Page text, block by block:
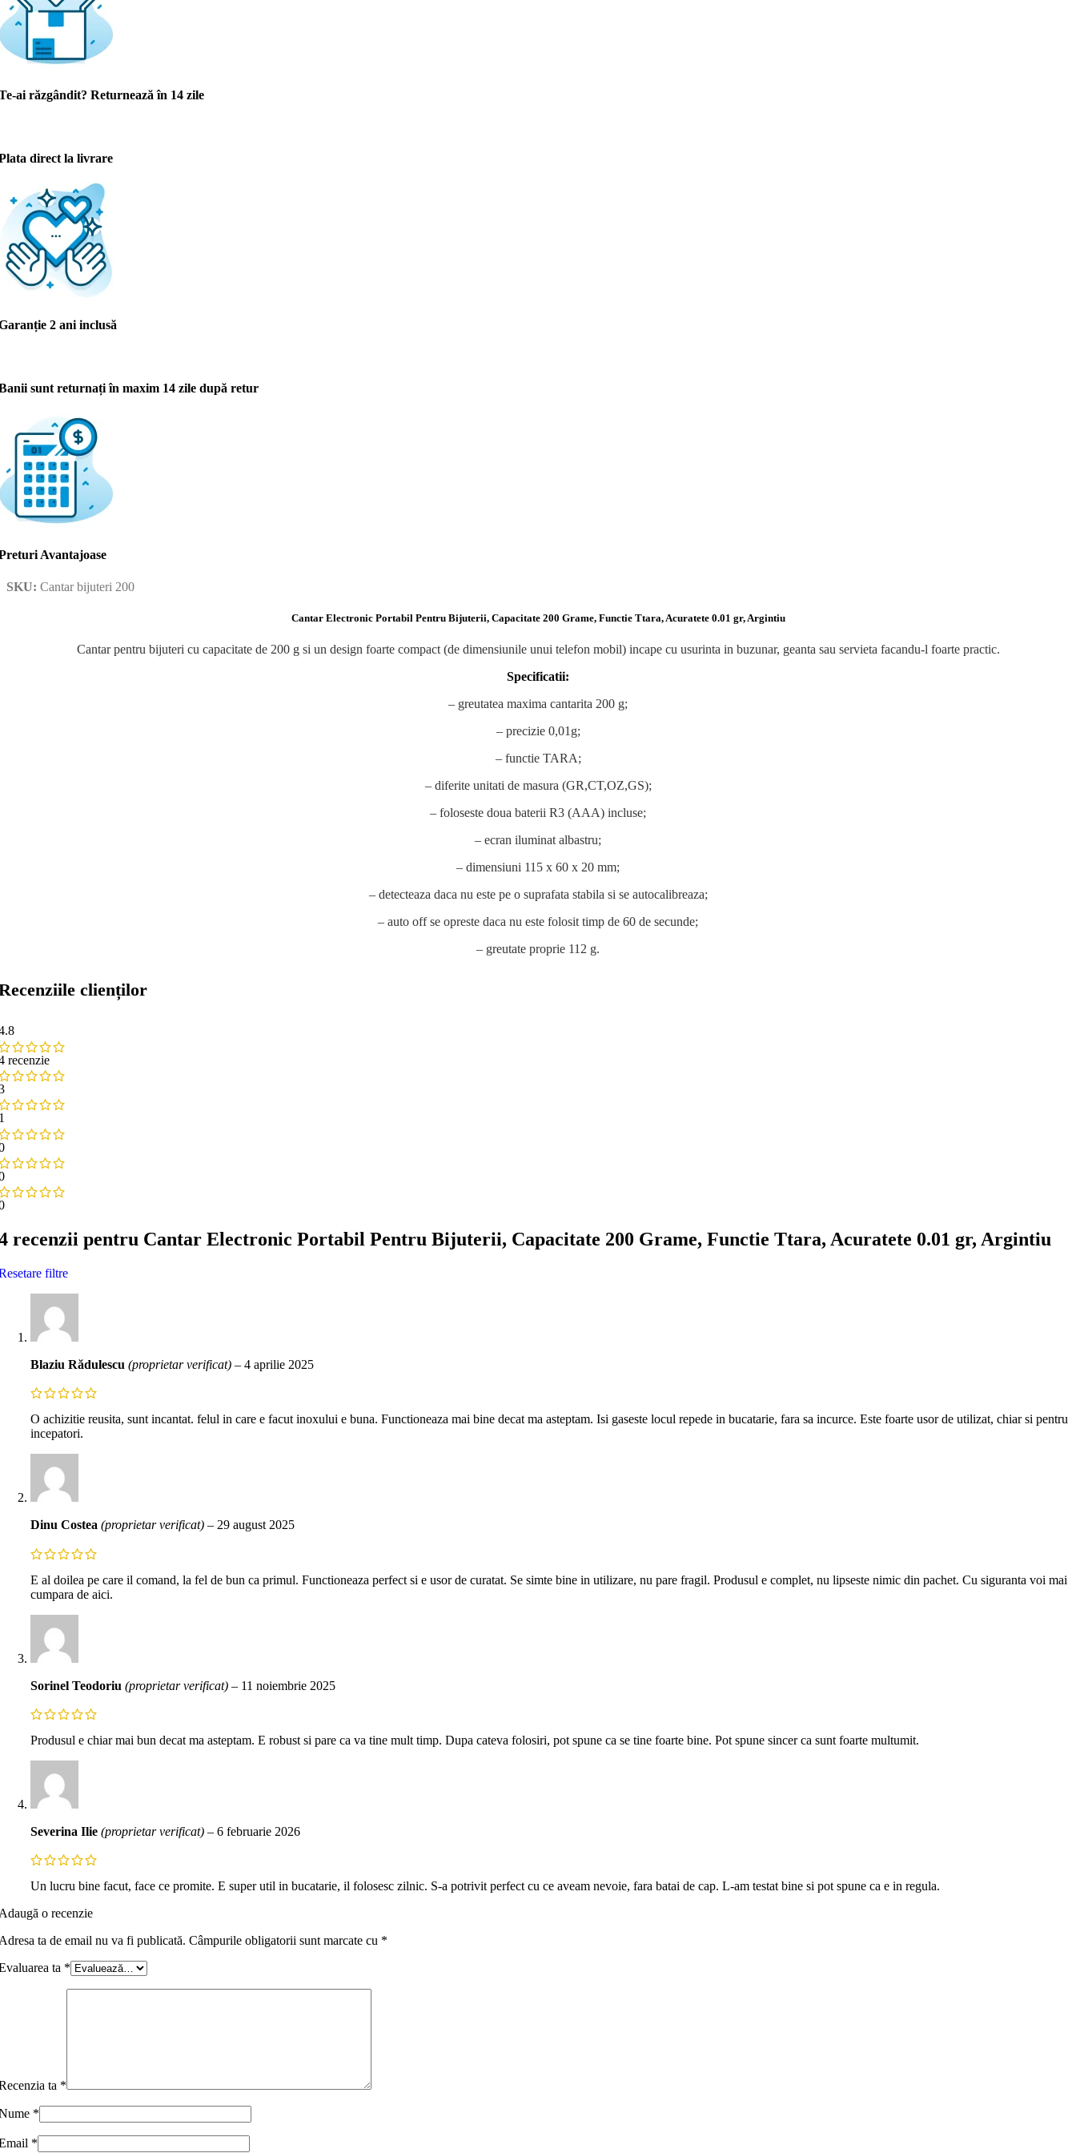
ai răzgândit? Returnează în 14 zile
direct la livrare
2 ani inclusă
sunt returnați în maxim 14 zile după retur
Avantajoase
SKU: Cantar bijuteri 200
Cantar Electronic Portabil Pentru Bijuterii, Capacitate 200 Grame, Functie Ttara, Acuratete 0.01 gr, Argintiu
Cantar pentru bijuteri cu capacitate de 200 g si un design foarte compact (de dimensiunile unui telefon mobil) incape cu usurinta in buzunar, geanta sau servieta facandu-l foarte practic.
Specificatii:
– greutatea maxima cantarita 200 g;
– precizie 0,01g;
– functie TARA;
– diferite unitati de masura (GR,CT,OZ,GS);
– foloseste doua baterii R3 (AAA) incluse;
– ecran iluminat albastru;
– dimensiuni 115 x 60 x 20 mm;
– detecteaza daca nu este pe o suprafata stabila si se autocalibreaza;
– auto off se opreste daca nu este folosit timp de 60 de secunde;
– greutate proprie 112 g.
clienților
recenzie
recenzii pentru Cantar Electronic Portabil Pentru Bijuterii, Capacitate 200 Grame, Functie Ttara, Acuratete 0.01 gr, Argintiu
filtre
Blaziu Rădulescu (proprietar verificat) – 4 aprilie 2025
O achizitie reusita, sunt incantat. felul in care e facut inoxului e buna. Functioneaza mai bine decat ma asteptam. Isi gaseste locul repede in bucatarie, fara sa incurce. Este foarte usor de utilizat, chiar si pentru
incepatori.
Dinu Costea (proprietar verificat) – 29 august 2025
E al doilea pe care il comand, la fel de bun ca primul. Functioneaza perfect si e usor de curatat. Se simte bine in utilizare, nu pare fragil. Produsul e complet, nu lipseste nimic din pachet. Cu siguranta voi mai
cumpara de aici.
Sorinel Teodoriu (proprietar verificat) – 11 noiembrie 2025
Produsul e chiar mai bun decat ma asteptam. E robust si pare ca va tine mult timp. Dupa cateva folosiri, pot spune ca se tine foarte bine. Pot spune sincer ca sunt foarte multumit.
Severina Ilie (proprietar verificat) – 6 februarie 2026
Un lucru bine facut, face ce promite. E super util in bucatarie, il folosesc zilnic. S-a potrivit perfect cu ce aveam nevoie, fara batai de cap. L-am testat bine si pot spune ca e in regula.
o recenzie
ta de email nu va fi publicată. Câmpurile obligatorii sunt marcate cu *
ta *
ta *
*
*